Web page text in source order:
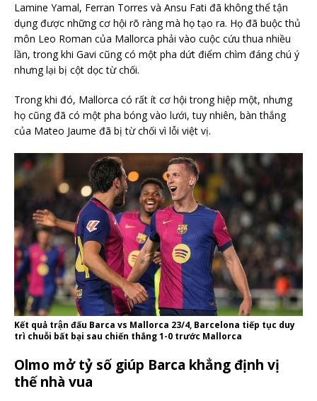
Lamine Yamal, Ferran Torres và Ansu Fati đã không thể tận
dụng được những cơ hội rõ ràng mà họ tạo ra. Họ đã buộc thủ
môn Leo Roman của Mallorca phải vào cuộc cứu thua nhiều
lần, trong khi Gavi cũng có một pha dứt điểm chìm đáng chú ý
nhưng lại bị cột dọc từ chối.
Trong khi đó, Mallorca có rất ít cơ hội trong hiệp một, nhưng
họ cũng đã có một pha bóng vào lưới, tuy nhiên, bàn thắng
của Mateo Jaume đã bị từ chối vì lỗi việt vị.
Kết quả trận đấu Barca vs Mallorca 23/4, Barcelona tiếp tục duy
trì chuỗi bất bại sau chiến thắng 1-0 trước Mallorca
Olmo mở tỷ số giúp Barca khẳng định vị
thế nhà vua